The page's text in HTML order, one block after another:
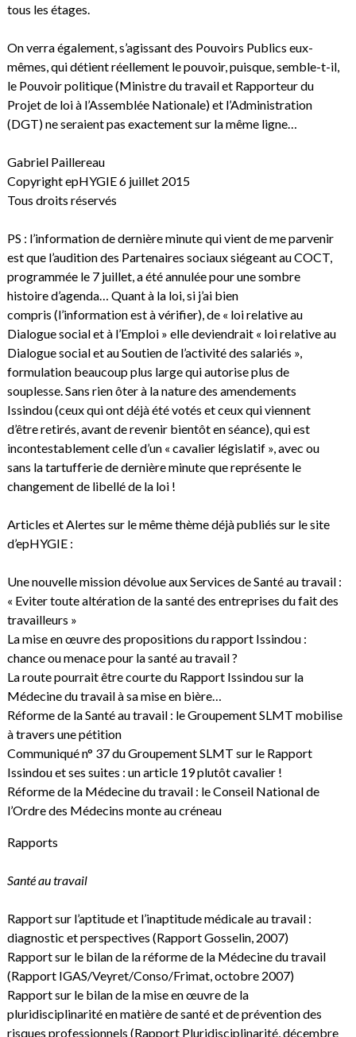
tous les étages.
On verra également, s’agissant des Pouvoirs Publics eux-
mêmes, qui détient réellement le pouvoir, puisque, semble-t-il,
le Pouvoir politique (Ministre du travail et Rapporteur du
Projet de loi à l’Assemblée Nationale) et l’Administration
(DGT) ne seraient pas exactement sur la même ligne…
Gabriel Paillereau
Copyright epHYGIE 6 juillet 2015
Tous droits réservés
PS : l’information de dernière minute qui vient de me parvenir
est que l’audition des Partenaires sociaux siégeant au COCT,
programmée le 7 juillet, a été annulée pour une sombre
histoire d’agenda… Quant à la loi, si j’ai bien
compris (l’information est à vérifier), de « loi relative au
Dialogue social et à l’Emploi » elle deviendrait « loi relative au
Dialogue social et au Soutien de l’activité des salariés »,
formulation beaucoup plus large qui autorise plus de
souplesse. Sans rien ôter à la nature des amendements
Issindou (ceux qui ont déjà été votés et ceux qui viennent
d’être retirés, avant de revenir bientôt en séance), qui est
incontestablement celle d’un « cavalier législatif », avec ou
sans la tartufferie de dernière minute que représente le
changement de libellé de la loi !
Articles et Alertes sur le même thème déjà publiés sur le site
d’epHYGIE :
Une nouvelle mission dévolue aux Services de Santé au travail :
« Eviter toute altération de la santé des entreprises du fait des
travailleurs »
La mise en œuvre des propositions du rapport Issindou :
chance ou menace pour la santé au travail ?
La route pourrait être courte du Rapport Issindou sur la
Médecine du travail à sa mise en bière…
Réforme de la Santé au travail : le Groupement SLMT mobilise
à travers une pétition
Communiqué n° 37 du Groupement SLMT sur le Rapport
Issindou et ses suites : un article 19 plutôt cavalier !
Réforme de la Médecine du travail : le Conseil National de
l’Ordre des Médecins monte au créneau
Rapports
Santé au travail
Rapport sur l’aptitude et l’inaptitude médicale au travail :
diagnostic et perspectives (Rapport Gosselin, 2007)
Rapport sur le bilan de la réforme de la Médecine du travail
(Rapport IGAS/Veyret/Conso/Frimat, octobre 2007)
Rapport sur le bilan de la mise en œuvre de la
pluridisciplinarité en matière de santé et de prévention des
risques professionnels (Rapport Pluridisciplinarité, décembre